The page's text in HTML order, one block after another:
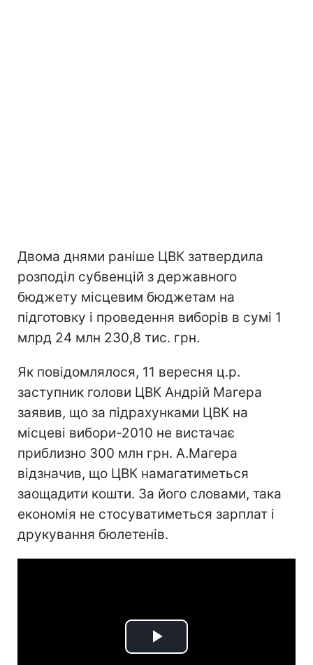
Двома днями раніше ЦВК затвердила
розподіл субвенцій з державного
бюджету місцевим бюджетам на
підготовку і проведення виборів в сумі 1
млрд 24 млн 230,8 тис. грн.
Як повідомлялося, 11 вересня ц.р.
заступник голови ЦВК Андрій Магера
заявив, що за підрахунками ЦВК на
місцеві вибори-2010 не вистачає
приблизно 300 млн грн. А.Магера
відзначив, що ЦВК намагатиметься
заощадити кошти. За його словами, така
економія не стосуватиметься зарплат і
друкування бюлетенів.
Play